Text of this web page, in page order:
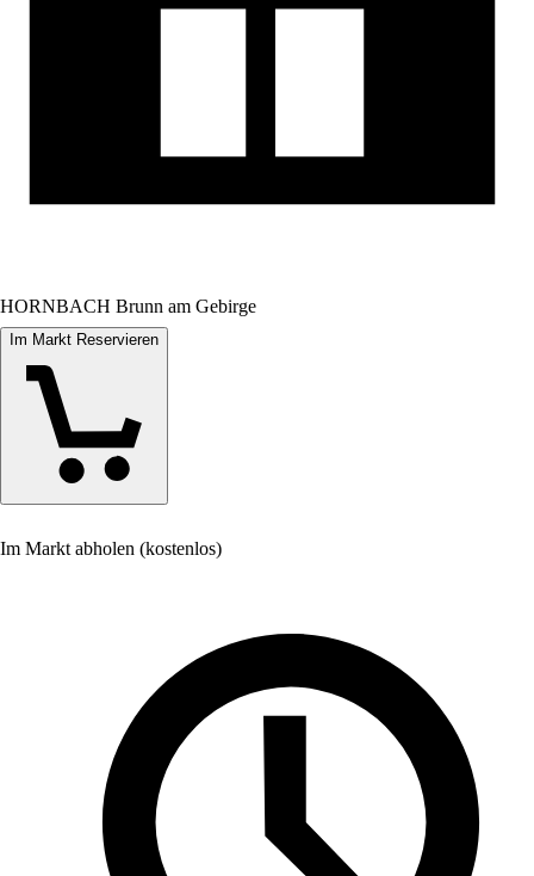
HORNBACH Brunn am Gebirge
Im Markt Reservieren
Im Markt abholen (kostenlos)